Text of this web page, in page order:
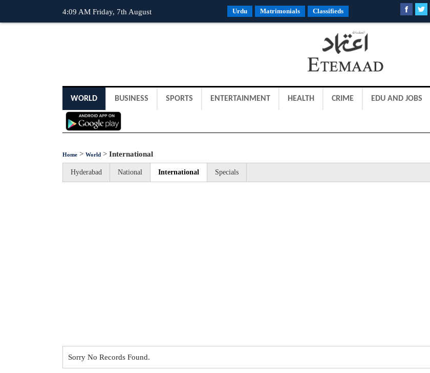
4:09 AM Friday, 7th August Urdu Matrimonials Classifieds
WORLD BUSINESS SPORTS ENTERTAINMENT HEALTH CRIME EDU AND JOBS
Home > World > International
Hyderabad National International Specials
Sorry No Records Found.